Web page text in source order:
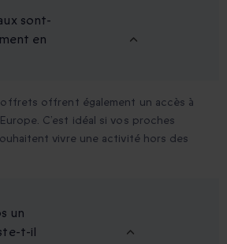
sont-
en
offrent également un accès à
C’est idéal si vos proches
vivre une activité hors des
un
t-il